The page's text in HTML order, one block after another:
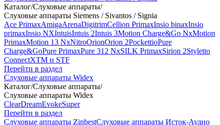
Каталог/Слуховые аппараты/
Слуховые аппараты Siemens / Sivantos / Signia
Ace PrimaxAmigaArenaDigitrimCellion PrimaxInsio binaxInsio
primaxInsio NXIntuisIntuis 2Intuis 3Motion Charge&Go NxMotion
PrimaxMotion 13 NxNitroOrionOrion 2PockettioPure
Charge&GoPure PrimaxPure 312 NxSILK PrimaxSirion 2Styletto
ConnectXTM и STF
Перейти в раздел
Слуховые аппараты Widex
Каталог/Слуховые аппараты/
Слуховые аппараты Widex
ClearDreamEvokeSuper
Перейти в раздел
Слуховые аппараты ZinbestСлуховые аппараты Исток-Аудио